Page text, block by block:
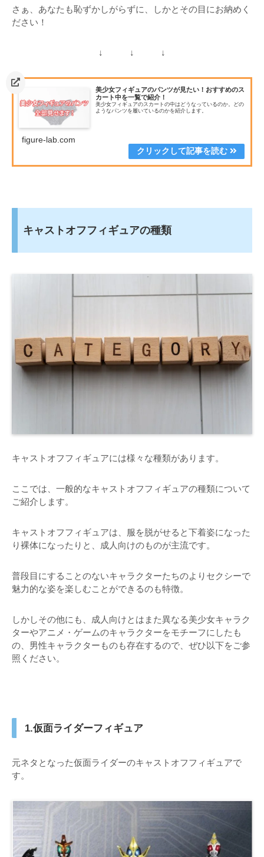
さぁ、あなたも恥ずかしがらずに、しかとその目にお納めく
ださい！
↓ ↓ ↓
美少女フィギュアのパンツが見たい！おすすめのス
カート中を一覧で紹介！
美少女フィギュアのスカートの中はどうなっているのか。どの
ようなパンツを履いているのかを紹介します。
figure-lab.com
キャストオフフィギュアの種類
キャストオフフィギュアには様々な種類があります。
ここでは、一般的なキャストオフフィギュアの種類について
ご紹介します。
キャストオフフィギュアは、服を脱がせると下着姿になった
り裸体になったりと、成人向けのものが主流です。
普段目にすることのないキャラクターたちのよりセクシーで
魅力的な姿を楽しむことができるのも特徴。
しかしその他にも、成人向けとはまた異なる美少女キャラク
ターやアニメ・ゲームのキャラクターをモチーフにしたも
の、男性キャラクターものも存在するので、ぜひ以下をご参
照ください。
1.仮面ライダーフィギュア
元ネタとなった仮面ライダーのキャストオフフィギュアで
す。